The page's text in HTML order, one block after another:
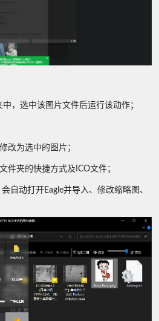
，选中该图片文件后运行该动作；
改为选中的图片；
件夹的快捷方式及ICO文件；
自动打开Eagle并导入、修改缩略图、